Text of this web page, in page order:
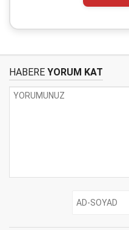
HABERE YORUM KAT